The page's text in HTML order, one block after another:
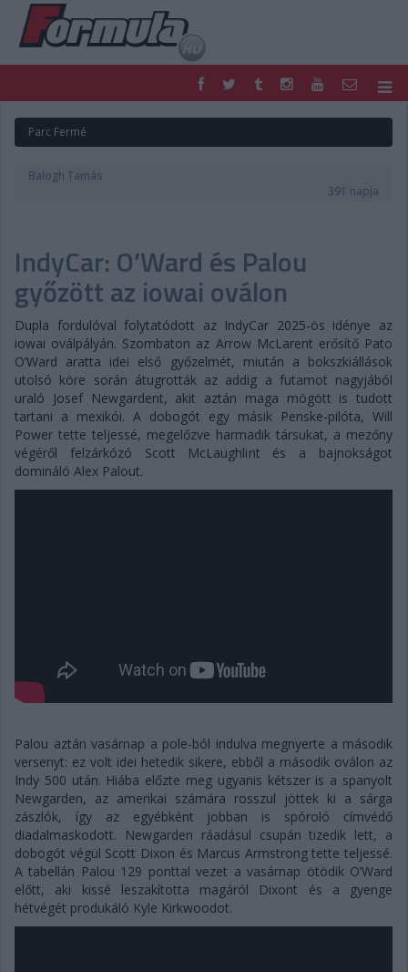
FORMULA
MOTOR
NEMZETKÖZI
DIGITÁLIS MAGAZIN
PONTÁLLÁSOK
VERSENYNAPTÁRAK
Parc Fermé
Balogh Tamás
391 napja
IndyCar: O’Ward és Palou
győzött az iowai oválon
Dupla fordulóval folytatódott az IndyCar 2025-ös idénye az
iowai oválpályán. Szombaton az Arrow McLarent erősítő Pato
O’Ward aratta idei első győzelmét, miután a bokszkiállások
utolsó köre során átugrották az addig a futamot nagyjából
uraló Josef Newgardent, akit aztán maga mögött is tudott
tartani a mexikói. A dobogót egy másik Penske-pilóta, Will
Power tette teljessé, megelőzve harmadik társukat, a mezőny
végéről felzárkózó Scott McLaughlint és a bajnokságot
domináló Alex Palout.
Palou aztán vasárnap a pole-ból indulva megnyerte a második
versenyt: ez volt idei hetedik sikere, ebből a második oválon az
Indy 500 után. Hiába előzte meg ugyanis kétszer is a spanyolt
Newgarden, az amerikai számára rosszul jöttek ki a sárga
zászlók, így az egyébként jobban is spóroló címvédő
diadalmaskodott. Newgarden ráadásul csupán tizedik lett, a
dobogót végül Scott Dixon és Marcus Armstrong tette teljessé.
A tabellán Palou 129 ponttal vezet a vasárnap ötödik O’Ward
előtt, aki kissé leszakította magáról Dixont és a gyenge
hétvégét produkáló Kyle Kirkwoodot.